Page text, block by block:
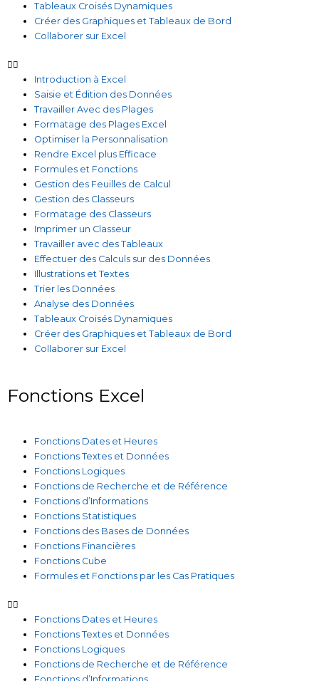
Tableaux Croisés Dynamiques
Créer des Graphiques et Tableaux de Bord
Collaborer sur Excel
Introduction à Excel
Saisie et Édition des Données
Travailler Avec des Plages
Formatage des Plages Excel
Optimiser la Personnalisation
Rendre Excel plus Efficace
Formules et Fonctions
Gestion des Feuilles de Calcul
Gestion des Classeurs
Formatage des Classeurs
Imprimer un Classeur
Travailler avec des Tableaux
Effectuer des Calculs sur des Données
Illustrations et Textes
Trier les Données
Analyse des Données
Tableaux Croisés Dynamiques
Créer des Graphiques et Tableaux de Bord
Collaborer sur Excel
Fonctions Excel
Fonctions Dates et Heures
Fonctions Textes et Données
Fonctions Logiques
Fonctions de Recherche et de Référence
Fonctions d’Informations
Fonctions Statistiques
Fonctions des Bases de Données
Fonctions Financières
Fonctions Cube
Formules et Fonctions par les Cas Pratiques
Fonctions Dates et Heures
Fonctions Textes et Données
Fonctions Logiques
Fonctions de Recherche et de Référence